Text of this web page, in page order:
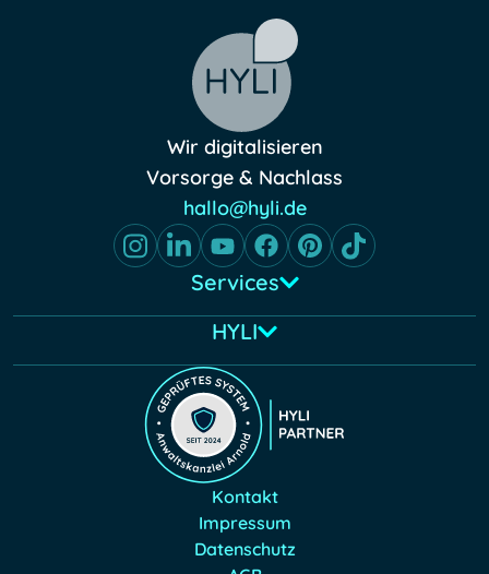
Wir digitalisieren
Vorsorge & Nachlass
hallo@hyli.de
Services
HYLI
Kontakt
Impressum
Datenschutz